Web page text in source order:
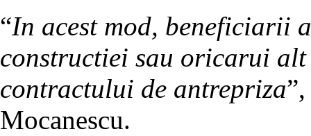
“In acest mod, beneficiarii
constructiei sau oricarui
contractului de antrepriza
Mocanescu.